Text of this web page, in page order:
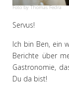
Foto by Thomas Fedra
Servus!
Ich bin Ben, ein
Berichte über
Gastronomie,
Du da bist!